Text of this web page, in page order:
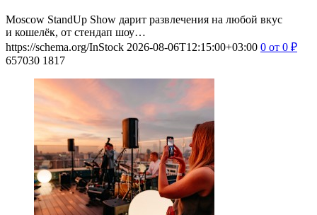
Moscow StandUp Show дарит развлечения на любой вкус
и кошелёк, от стендап шоу…
https://schema.org/InStock 2026-08-06T12:15:00+03:00 0 от 0 ₽
657030 1817